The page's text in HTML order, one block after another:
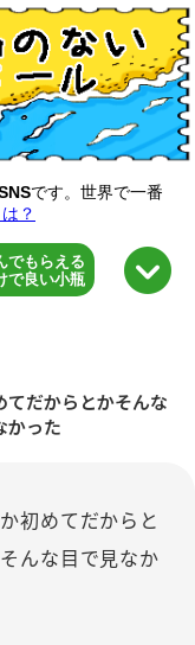
です。世界で一番
？
でもらえる
で良い小瓶
だからとかそんな
かった
初めてだからと
んな目で見なか